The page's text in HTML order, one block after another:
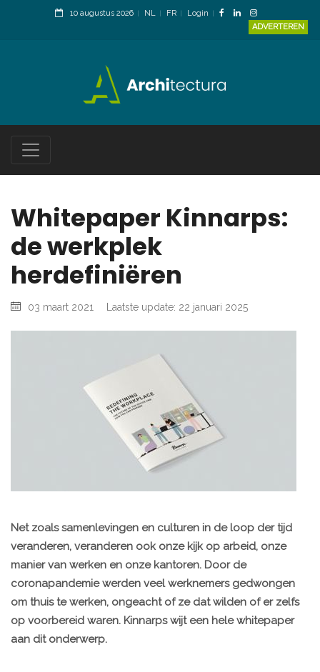
10 augustus 2026 NL FR
Login
ADVERTEREN
Whitepaper Kinnarps:
de werkplek
herdefiniëren
03 maart 2021 Laatste update: 22 januari 2025
Net zoals samenlevingen en culturen in de loop der tijd
veranderen, veranderen ook onze kijk op arbeid, onze
manier van werken en onze kantoren. Door de
coronapandemie werden veel werknemers gedwongen
om thuis te werken, ongeacht of ze dat wilden of er zelfs
op voorbereid waren. Kinnarps wijt een hele whitepaper
aan dit onderwerp.